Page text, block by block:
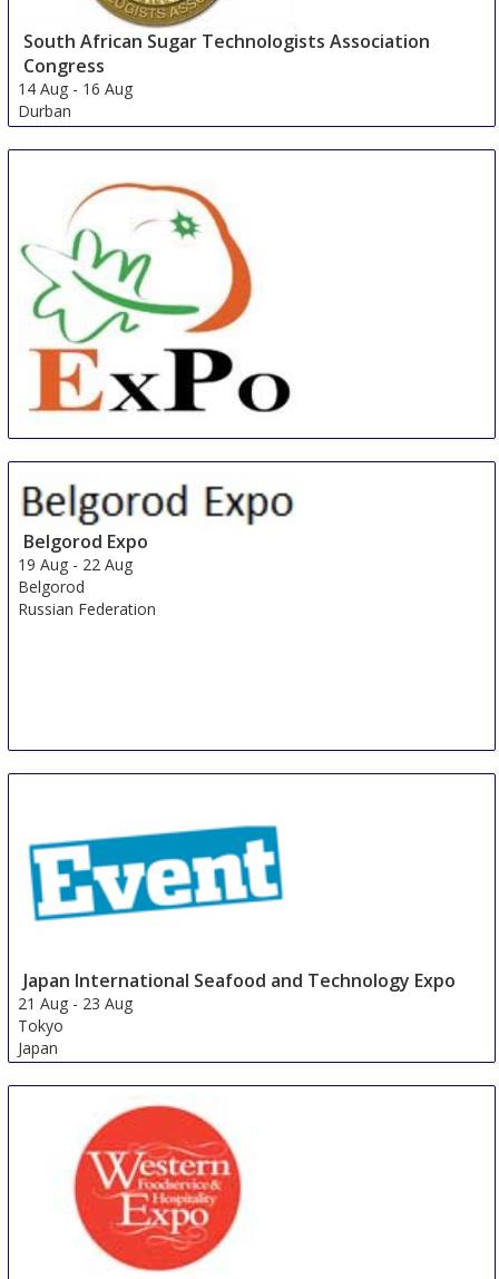
South African Sugar Technologists Association
Congress
14 Aug - 16 Aug
Durban
South Africa
15 Aug -17 Aug
Shanghai
China
Belgorod Expo
19 Aug - 22 Aug
Belgorod
Russian Federation
Japan International Seafood and Technology Expo
21 Aug - 23 Aug
Tokyo
Japan